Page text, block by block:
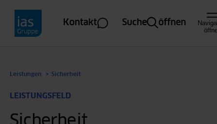
Direkt zum Inhalt
Kontakt Suche öffnen
Leistungen Sicherheit
LEISTUNGSFELD